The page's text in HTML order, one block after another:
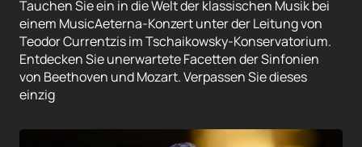
Tauchen Sie ein in die Welt der klassischen Musik bei
einem MusicAeterna-Konzert unter der Leitung von
Teodor Currentzis im Tschaikowsky-Konservatorium.
Entdecken Sie unerwartete Facetten der Sinfonien
von Beethoven und Mozart. Verpassen Sie dieses
einzig